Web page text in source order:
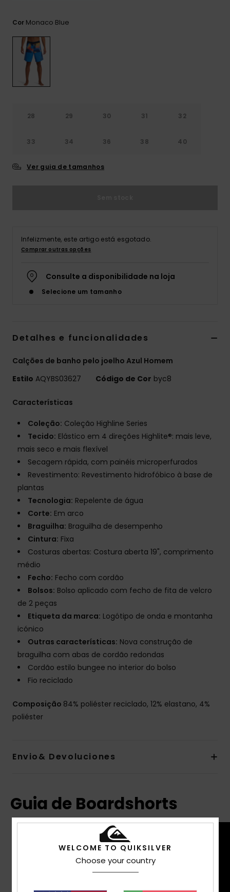
Cor Monaco Blue
28 29 30 31 32
33 34 36 38 40
Ver guia de tamanhos
Infelizmente, este artigo está esgotado.
Comprar outras opções
Consulte a disponibilidade na loja
Selecione um tamanho
Detalhes e funcionalidades
Calções de banho pelo joelho Azul Homem
Estilo AQYBS03627 Código de Cor byc8
Características
Coleção: Coleção Highline Series
Tecido: Elástico em 4 direções Highlite®: mais leve,
mais seco e mais flexível
Secagem rápida, com painéis microperfurados
Revestimento: Revestimento hidrofóbico à base de
plantas
Tecnologia: Repelente de água
Corte: Em arco
Braguilha: Braguilha de desempenho
Cintura: Fixa
Costuras abertas: Costura aberta 19", comprimento
médio
Fecho: Fecho com cordão
Bolsos: Bolso aplicado com fecho de fita de velcro
de 2 peças
Etiqueta da marca: Logótipo de onda e montanha
icónico
Outras características: Nova construção de
braguilha com abas de cordão redondas
Cordão estilo bungee no interior do bolso
Fio reciclado
Composição 84% poliéster reciclado, 12% elastano, 4%
poliéster
Envio& Devoluciones
Guia de Boardshorts
WELCOME TO QUIKSILVER
Choose your country